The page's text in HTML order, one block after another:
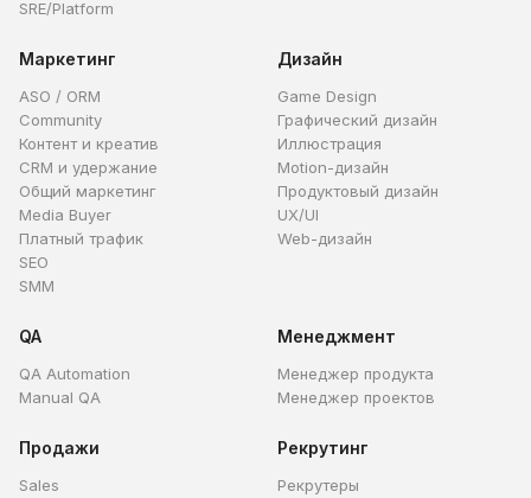
SRE/Platform
Маркетинг
ASO / ORM
Community
Контент и креатив
CRM и удержание
Общий маркетинг
Media Buyer
Платный трафик
SEO
SMM
Дизайн
Game Design
Графический дизайн
Иллюстрация
Motion-дизайн
Продуктовый дизайн
UX/UI
Web-дизайн
QA
QA Automation
Manual QA
Менеджмент
Менеджер продукта
Менеджер проектов
Продажи
Sales
Рекрутинг
Рекрутеры